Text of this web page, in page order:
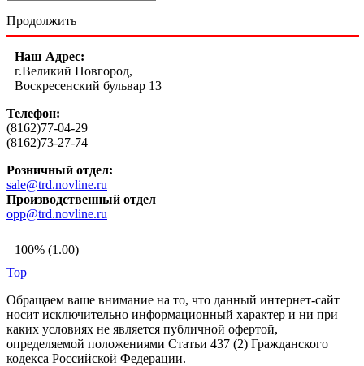
Продолжить
Наш Адрес:
г.Великий Новгород,
Воскресенский бульвар 13
Телефон:
(8162)77-04-29
(8162)73-27-74
Розничный отдел:
sale@trd.novline.ru
Производственный отдел
opp@trd.novline.ru
100% (1.00)
Top
Обращаем ваше внимание на то, что данный интернет-сайт
носит исключительно информационный характер и ни при
каких условиях не является публичной офертой,
определяемой положениями Статьи 437 (2) Гражданского
кодекса Российской Федерации.